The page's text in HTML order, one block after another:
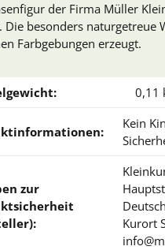
der Firma Müller
Die besonders naturgetreue
Farbgebungen erzeugt.
0,11
Kein
zur
Kurort